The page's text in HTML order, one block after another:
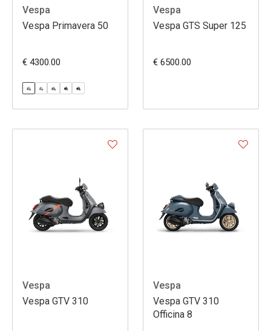
Vespa
Vespa Primavera 50
€ 4300.00
Vespa
Vespa GTS Super 125
€ 6500.00
Vespa
Vespa GTV 310
Vespa
Vespa GTV 310
Officina 8